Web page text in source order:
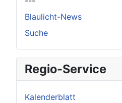
Blaulicht-News
Suche
Regio-Service
Kalenderblatt